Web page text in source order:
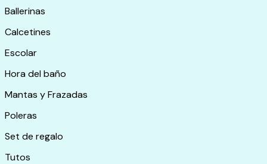
Ballerinas
Calcetines
Escolar
Hora del baño
Mantas y Frazadas
Poleras
Set de regalo
Tutos